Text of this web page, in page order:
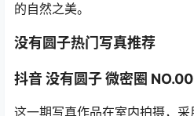
的自然之美。
没有圆子热门写真推荐
抖音 没有圆子 微密圈
这一期写真作品在室内拍摄，